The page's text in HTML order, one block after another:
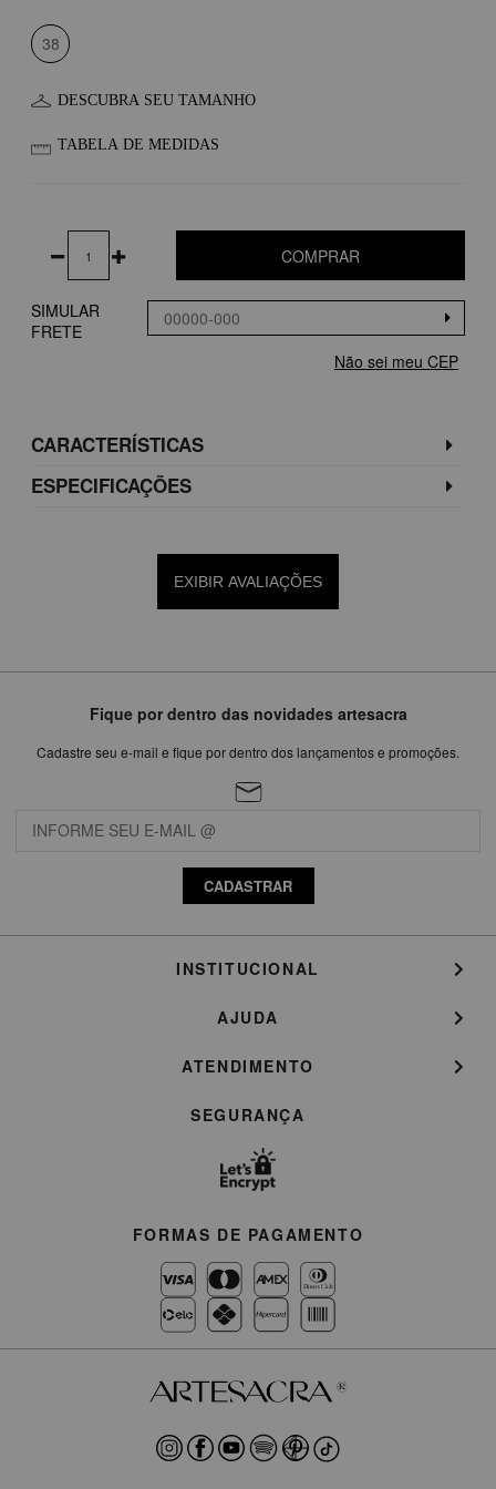
38
DESCUBRA SEU TAMANHO
TABELA DE MEDIDAS
COMPRAR
SIMULAR
FRETE
Não sei meu CEP
CARACTERÍSTICAS
ESPECIFICAÇÕES
EXIBIR AVALIAÇÕES
Fique por dentro das novidades artesacra
Cadastre seu e-mail e fique por dentro dos lançamentos e promoções.
CADASTRAR
INSTITUCIONAL
AJUDA
ATENDIMENTO
SEGURANÇA
FORMAS DE PAGAMENTO